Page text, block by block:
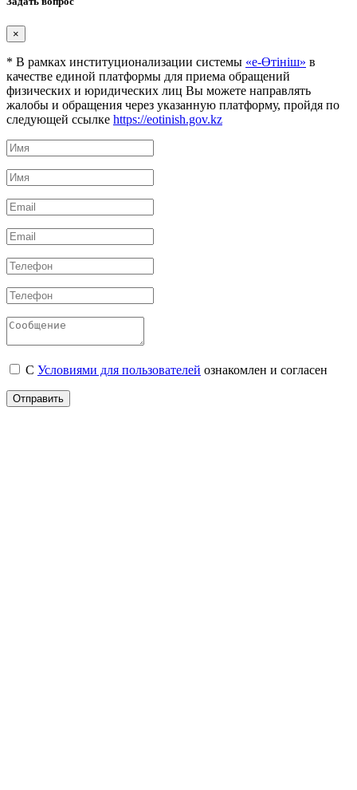
×
* В рамках институционализации системы «е-Өтініш» в
качестве единой платформы для приема обращений
физических и юридических лиц Вы можете направлять
жалобы и обращения через указанную платформу, пройдя по
следующей ссылке https://eotinish.gov.kz
С Условиями для пользователей ознакомлен и согласен
Отправить